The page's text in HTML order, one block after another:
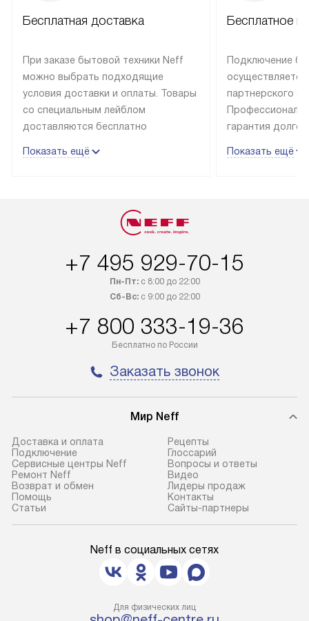
Бесплатная доставка
При заказе бытовой техники Neff
можно выбрать подходящие
условия доставки и оплаты. Товары
со специальным лейблом
доставляются бесплатно
до подъезда, отдельная доставка
оплачивается дополнительно. Если
товар в наличии, он может быть
трех дней. Доставка в Санкт-
осуществляется через
100% предоплаты мы бесплатно
транспортной компании в городе
Показать ещё
Бесплатное
Подключение
партнерского
гарантия
и Санкт-
по монтажу
гарантия в
Показать ещё
+7 495 929-70-15
Пн-Пт:с 8:00 до 22:00
Сб-Вс:с 9:00 до 22:00
+7 800 333-19-36
Бесплатно по России
Заказать звонок
Мир Neff
Доставка и оплата
Подключение
Сервисные центры Neff
Ремонт Neff
Возврат и обмен
Помощь
Статьи
Рецепты
Глоссарий
Вопросы и ответы
Видео
Лидеры продаж
Контакты
Сайты-партнеры
Neff в социальных сетях
Для физических лиц